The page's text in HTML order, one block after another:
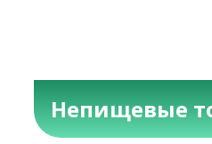
Непищевые